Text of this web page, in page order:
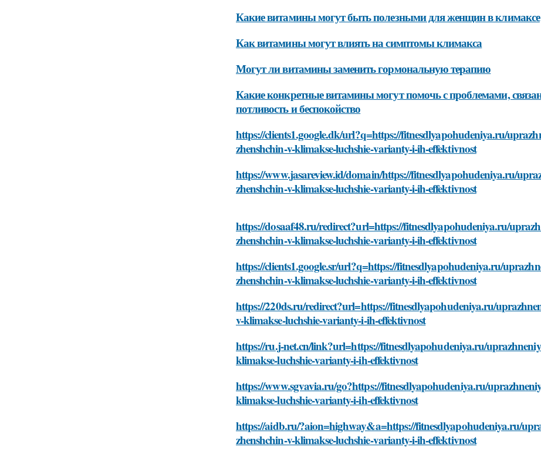
Какие витамины могут быть полезными для женщин в климаксе
Как витамины могут влиять на симптомы климакса
Могут ли витамины заменить гормональную терапию
Какие конкретные витамины могут помочь с проблемами,
потливость и беспокойство
https://clients1.google.dk/url?q=https://fitnesdlyapohudeniya.ru/
zhenshchin-v-klimakse-luchshie-varianty-i-ih-effektivnost
https://www.jasareview.id/domain/https://fitnesdlyapohudeniya.ru/
zhenshchin-v-klimakse-luchshie-varianty-i-ih-effektivnost
https://dosaaf48.ru/redirect?url=https://fitnesdlyapohudeniya.ru/
zhenshchin-v-klimakse-luchshie-varianty-i-ih-effektivnost
https://clients1.google.sr/url?q=https://fitnesdlyapohudeniya.ru/
zhenshchin-v-klimakse-luchshie-varianty-i-ih-effektivnost
https://220ds.ru/redirect?url=https://fitnesdlyapohudeniya.ru/
v-klimakse-luchshie-varianty-i-ih-effektivnost
https://ru.j-net.cn/link?url=https://fitnesdlyapohudeniya.ru/
klimakse-luchshie-varianty-i-ih-effektivnost
https://www.sgvavia.ru/go?https://fitnesdlyapohudeniya.ru/
klimakse-luchshie-varianty-i-ih-effektivnost
https://aidb.ru/?aion=highway&a=https://fitnesdlyapohudeniya.ru/
zhenshchin-v-klimakse-luchshie-varianty-i-ih-effektivnost